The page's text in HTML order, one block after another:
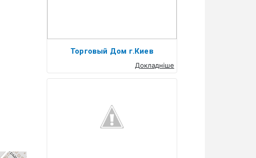
Торговый Дом г.Киев
Докладніше